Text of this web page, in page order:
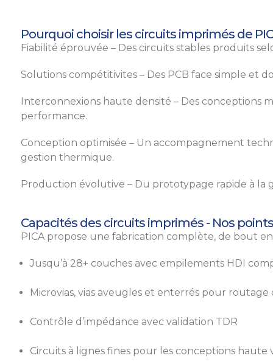
Pourquoi choisir les circuits imprimés de
Fiabilité éprouvée – Des circuits stables produits
Solutions compétitivites – Des PCB face simple et
Interconnexions haute densité – Des conceptions
performance.
Conception optimisée – Un accompagnement
gestion thermique.
Production évolutive – Du prototypage rapide à la
Capacités des circuits imprimés - Nos
PICA propose une fabrication complète, de bout
Jusqu’à 28+ couches avec empilements HDI
Microvias, vias aveugles et enterrés pour routage
Contrôle d’impédance avec validation TDR
Circuits à lignes fines pour les conceptions haute